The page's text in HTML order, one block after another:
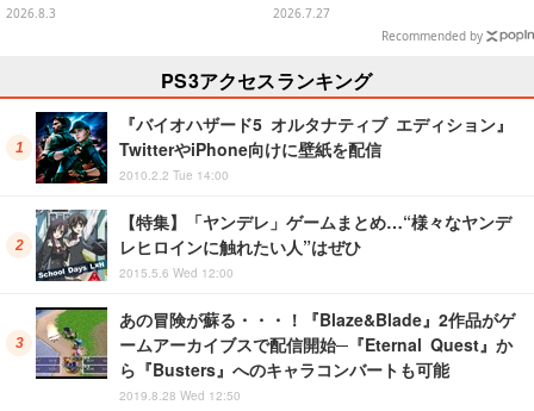
なども揃った全4種
2026.8.3
2026.7.27
Recommended by
PS3アクセスランキング
『バイオハザード5 オルタナティブ エディション』
TwitterやiPhone向けに壁紙を配信
2010.2.2 Tue 14:00
【特集】「ヤンデレ」ゲームまとめ…“様々なヤンデ
レヒロインに触れたい人”はぜひ
2015.5.6 Wed 12:00
あの冒険が蘇る・・・！『Blaze&Blade』2作品がゲ
ームアーカイブスで配信開始─『Eternal Quest』か
ら『Busters』へのキャラコンバートも可能
2019.8.28 Wed 12:50